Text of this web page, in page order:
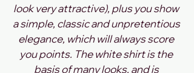
look very attractive), plus you show
a simple, classic and unpretentious
elegance, which will always score
you points. The white shirt is the
basis of many looks, and is